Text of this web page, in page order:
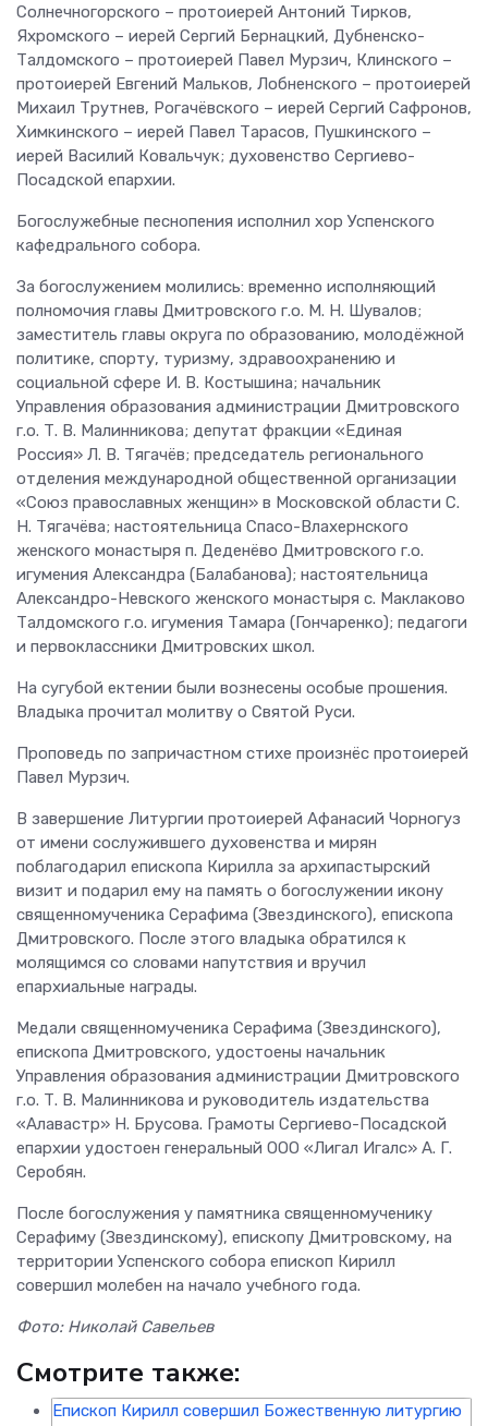
Солнечногорского – протоиерей Антоний Тирков,
Яхромского – иерей Сергий Бернацкий, Дубненско-
Талдомского – протоиерей Павел Мурзич, Клинского –
протоиерей Евгений Мальков, Лобненского – протоиерей
Михаил Трутнев, Рогачёвского – иерей Сергий Сафронов,
Химкинского – иерей Павел Тарасов, Пушкинского –
иерей Василий Ковальчук; духовенство Сергиево-
Посадской епархии.
Богослужебные песнопения исполнил хор Успенского
кафедрального собора.
За богослужением молились: временно исполняющий
полномочия главы Дмитровского г.о. М. Н. Шувалов;
заместитель главы округа по образованию, молодёжной
политике, спорту, туризму, здравоохранению и
социальной сфере И. В. Костышина; начальник
Управления образования администрации Дмитровского
г.о. Т. В. Малинникова; депутат фракции «Единая
Россия» Л. В. Тягачёв; председатель регионального
отделения международной общественной организации
«Союз православных женщин» в Московской области С.
Н. Тягачёва; настоятельница Спасо-Влахернского
женского монастыря п. Деденёво Дмитровского г.о.
игумения Александра (Балабанова); настоятельница
Александро-Невского женского монастыря с. Маклаково
Талдомского г.о. игумения Тамара (Гончаренко); педагоги
и первоклассники Дмитровских школ.
На сугубой ектении были вознесены особые прошения.
Владыка прочитал молитву о Святой Руси.
Проповедь по запричастном стихе произнёс протоиерей
Павел Мурзич.
В завершение Литургии протоиерей Афанасий Чорногуз
от имени сослужившего духовенства и мирян
поблагодарил епископа Кирилла за архипастырский
визит и подарил ему на память о богослужении икону
священномученика Серафима (Звездинского), епископа
Дмитровского. После этого владыка обратился к
молящимся со словами напутствия и вручил
епархиальные награды.
Медали священномученика Серафима (Звездинского),
епископа Дмитровского, удостоены начальник
Управления образования администрации Дмитровского
г.о. Т. В. Малинникова и руководитель издательства
«Алавастр» Н. Брусова. Грамоты Сергиево-Посадской
епархии удостоен генеральный ООО «Лигал Игалс» А. Г.
Серобян.
После богослужения у памятника священномученику
Серафиму (Звездинскому), епископу Дмитровскому, на
территории Успенского собора епископ Кирилл
совершил молебен на начало учебного года.
Фото: Николай Савельев
Смотрите также:
Епископ Кирилл совершил Божественную литургию